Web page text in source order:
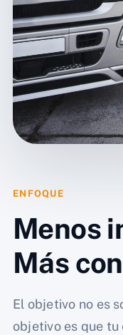
ENFOQUE
Menos
Más
El objetivo no es
objetivo es que tu